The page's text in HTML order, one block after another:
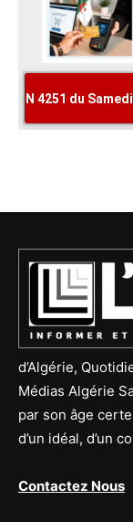
d’Algérie,
Médias Algérie
par son âge
d’un idéal, d’un
Contactez Nous